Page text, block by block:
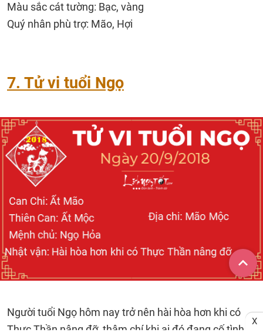
Màu sắc cát tường: Bạc, vàng
Quý nhân phù trợ: Mão, Hợi
7. Tử vi tuổi Ngọ
Người tuổi Ngọ hôm nay trở nên hài hòa hơn khi có
Thực Thần nâng đỡ, thậm chí khi ai đó đang cố tình
X